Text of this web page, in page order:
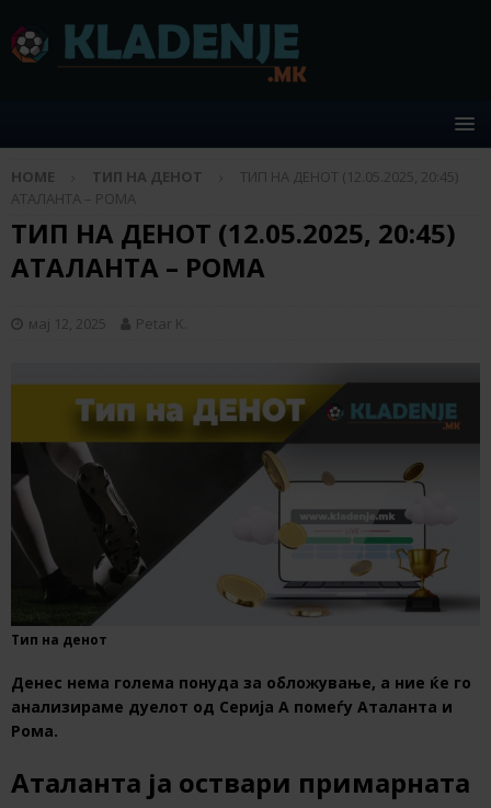
HOME ТИП НА ДЕНОТ
ТИП НА ДЕНОТ (12.05.2025, 20:45)
АТАЛАНТА – РОМА
ТИП НА ДЕНОТ (12.05.2025, 20:45)
АТАЛАНТА – РОМА
мај 12, 2025 Petar K.
Тип на денот
Денес нема голема понуда за обложување, а ние ќе го
анализираме дуелот од Серија А помеѓу Аталанта и
Рома.
Аталанта ја оствари примарната